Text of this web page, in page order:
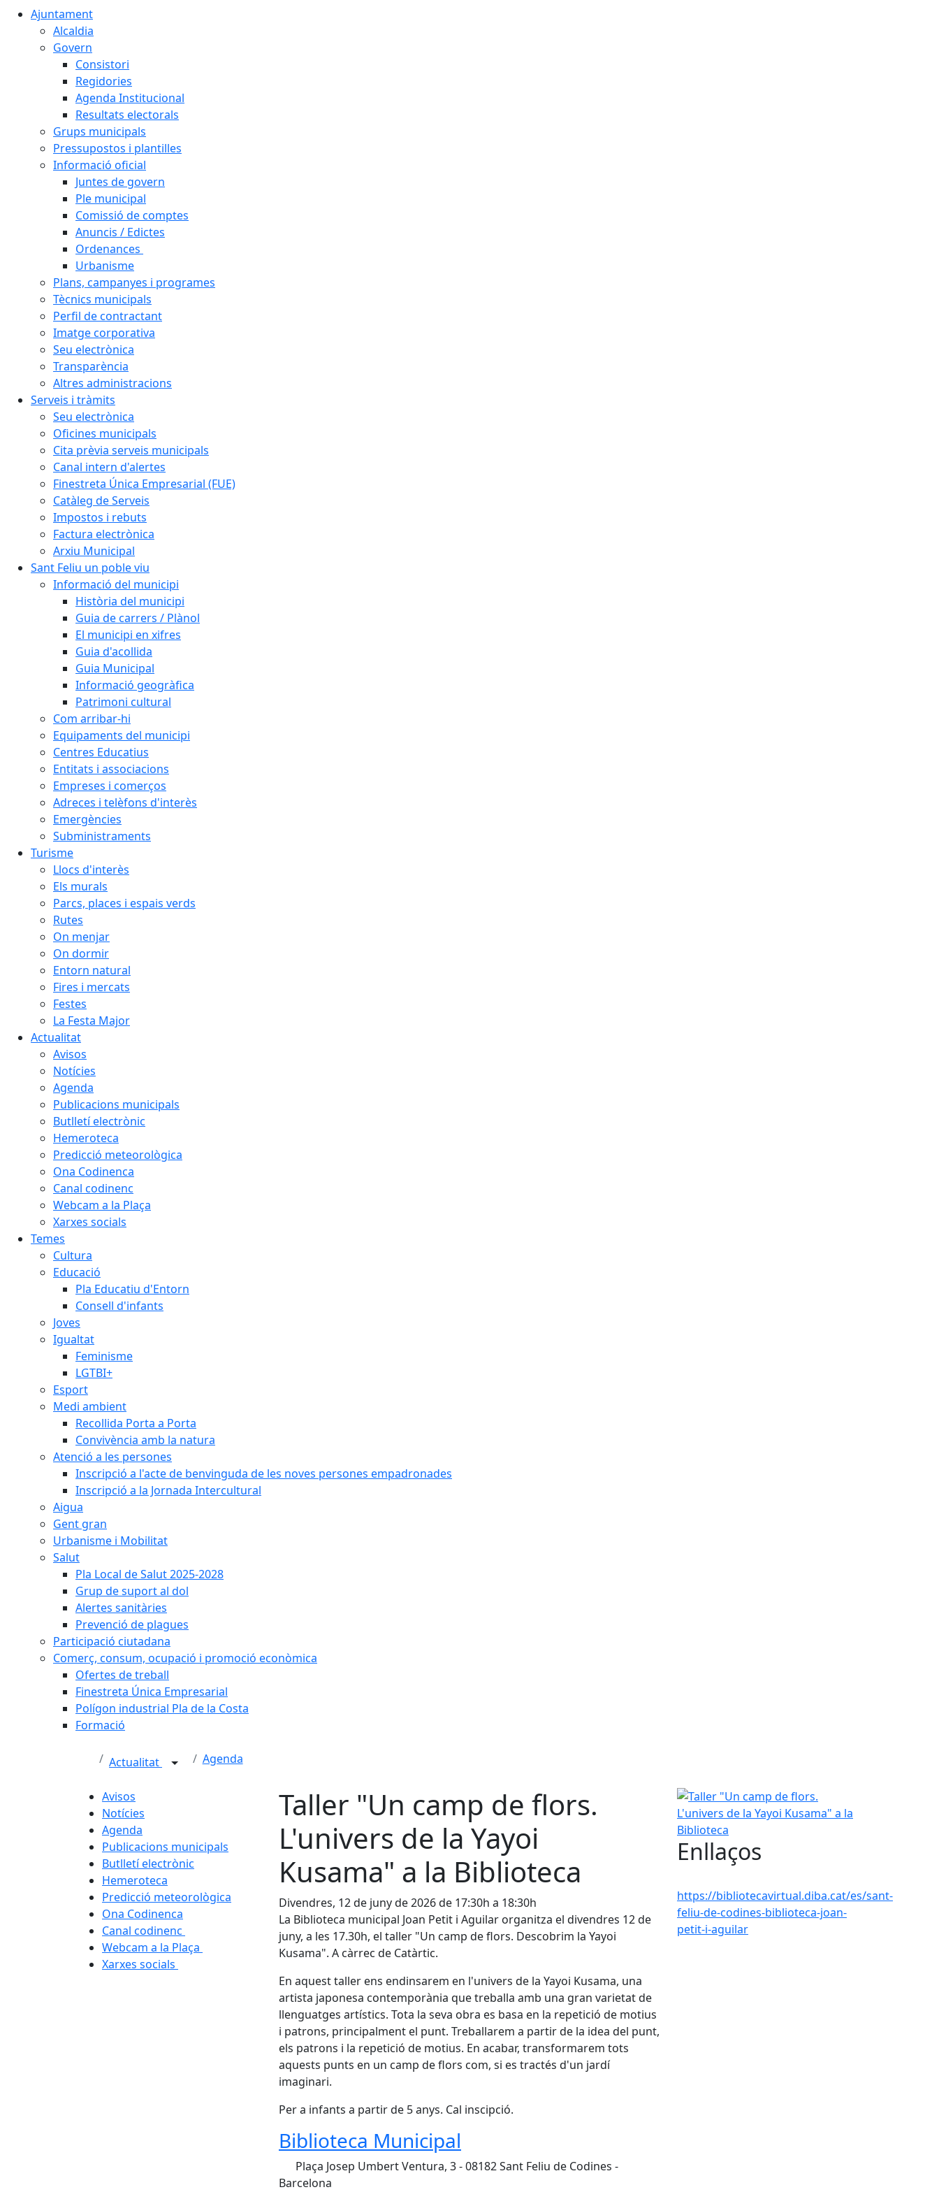
Ajuntament
Alcaldia
Govern
Consistori
Regidories
Agenda Institucional
Resultats electorals
Grups municipals
Pressupostos i plantilles
Informació oficial
Juntes de govern
Ple municipal
Comissió de comptes
Anuncis / Edictes
Ordenances
Urbanisme
Plans, campanyes i programes
Tècnics municipals
Perfil de contractant
Imatge corporativa
Seu electrònica
Transparència
Altres administracions
Serveis i tràmits
Seu electrònica
Oficines municipals
Cita prèvia serveis municipals
Canal intern d'alertes
Finestreta Única Empresarial (FUE)
Catàleg de Serveis
Impostos i rebuts
Factura electrònica
Arxiu Municipal
Sant Feliu un poble viu
Informació del municipi
Història del municipi
Guia de carrers / Plànol
El municipi en xifres
Guia d'acollida
Guia Municipal
Informació geogràfica
Patrimoni cultural
Com arribar-hi
Equipaments del municipi
Centres Educatius
Entitats i associacions
Empreses i comerços
Adreces i telèfons d'interès
Emergències
Subministraments
Turisme
Llocs d'interès
Els murals
Parcs, places i espais verds
Rutes
On menjar
On dormir
Entorn natural
Fires i mercats
Festes
La Festa Major
Actualitat
Avisos
Notícies
Agenda
Publicacions municipals
Butlletí electrònic
Hemeroteca
Predicció meteorològica
Ona Codinenca
Canal codinenc
Webcam a la Plaça
Xarxes socials
Temes
Cultura
Educació
Pla Educatiu d'Entorn
Consell d'infants
Joves
Igualtat
Feminisme
LGTBI+
Esport
Medi ambient
Recollida Porta a Porta
Convivència amb la natura
Atenció a les persones
Inscripció a l'acte de benvinguda de les noves persones empadronades
Inscripció a la Jornada Intercultural
Aigua
Gent gran
Urbanisme i Mobilitat
Salut
Pla Local de Salut 2025-2028
Grup de suport al dol
Alertes sanitàries
Prevenció de plagues
Participació ciutadana
Comerç, consum, ocupació i promoció econòmica
Ofertes de treball
Finestreta Única Empresarial
Polígon industrial Pla de la Costa
Formació
Actualitat Agenda
Avisos
Notícies
Agenda
Publicacions municipals
Butlletí electrònic
Hemeroteca
Predicció meteorològica
Ona Codinenca
Canal codinenc
Webcam a la Plaça
Xarxes socials
Taller "Un camp de flors.
L'univers de la Yayoi
Kusama" a la Biblioteca
Divendres, 12 de juny de 2026 de 17:30h a 18:30h
La Biblioteca municipal Joan Petit i Aguilar organitza el divendres 12 de
juny, a les 17.30h, el taller "Un camp de flors. Descobrim la Yayoi
Kusama". A càrrec de Catàrtic.
En aquest taller ens endinsarem en l'univers de la Yayoi Kusama, una
artista japonesa contemporània que treballa amb una gran varietat de
llenguatges artístics. Tota la seva obra es basa en la repetició de motius
i patrons, principalment el punt. Treballarem a partir de la idea del punt,
els patrons i la repetició de motius. En acabar, transformarem tots
aquests punts en un camp de flors com, si es tractés d'un jardí
imaginari.
Per a infants a partir de 5 anys. Cal inscipció.
Biblioteca Municipal
Plaça Josep Umbert Ventura, 3 - 08182 Sant Feliu de Codines -
Barcelona
Taller "Un camp de flors. L'univers de la Yayoi
Enllaços
https://bibliotecavirtual.diba.cat/es/sant-
feliu-de-codines-biblioteca-joan-
petit-i-aguilar